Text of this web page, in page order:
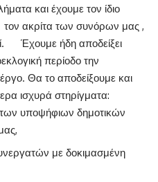
και έχουμε τον ίδιο
ακρίτα των συνόρων μας ,
Έχουμε ήδη αποδείξει
περίοδο την
Θα το αποδείξουμε και
ισχυρά στηρίγματα:
υποψήφιων δημοτικών
με δοκιμασμένη